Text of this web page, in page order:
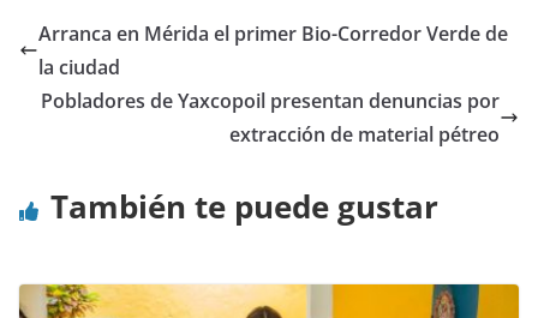
Arranca en Mérida el primer Bio-Corredor Verde de
la ciudad
Pobladores de Yaxcopoil presentan denuncias por
extracción de material pétreo
También te puede gustar